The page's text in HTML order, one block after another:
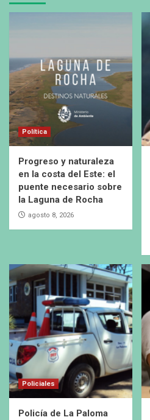
Política
Progreso y naturaleza
en la costa del Este: el
puente necesario sobre
la Laguna de Rocha
agosto 8, 2026
Policiales
Policía de La Paloma